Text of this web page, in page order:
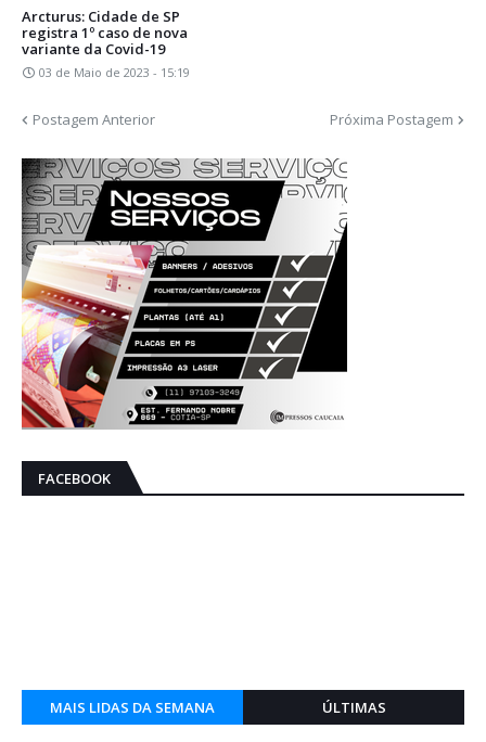
Arcturus: Cidade de SP
registra 1º caso de nova
variante da Covid-19
03 de Maio de 2023 - 15:19
Postagem Anterior Próxima Postagem
FACEBOOK
MAIS LIDAS DA SEMANA ÚLTIMAS